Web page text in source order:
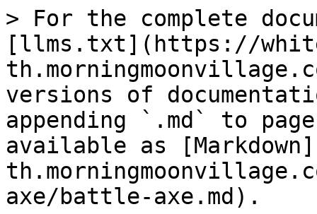
> For the complete
[llms.txt](https://
versions of
appending `.md` to
available as
axe/battle-axe.md).